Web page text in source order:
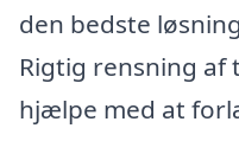
den bedste
Rigtig rensning
hjælpe med at